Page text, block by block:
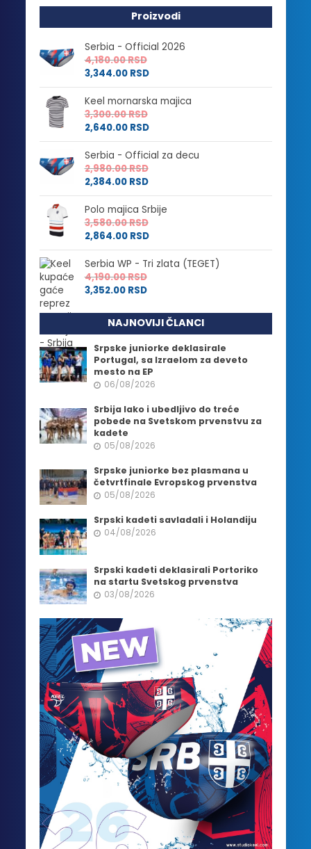
Proizvodi
Serbia - Official 2026
4,180.00RSD
3,344.00 RSD
Keel mornarska majica
3,300.00RSD
2,640.00 RSD
Serbia - Official za decu
2,980.00RSD
2,384.00 RSD
Polo majica Srbije
3,580.00RSD
2,864.00 RSD
Serbia WP - Tri zlata (TEGET)
4,190.00RSD
3,352.00 RSD
NAJNOVIJI ČLANCI
Srpske juniorke deklasirale
Portugal, sa Izraelom za deveto
mesto na EP
06/08/2026
Srbija lako i ubedljivo do treće
pobede na Svetskom prvenstvu za
kadete
05/08/2026
Srpske juniorke bez plasmana u
četvrtfinale Evropskog prvenstva
05/08/2026
Srpski kadeti savladali i Holandiju
04/08/2026
Srpski kadeti deklasirali Portoriko
na startu Svetskog prvenstva
03/08/2026